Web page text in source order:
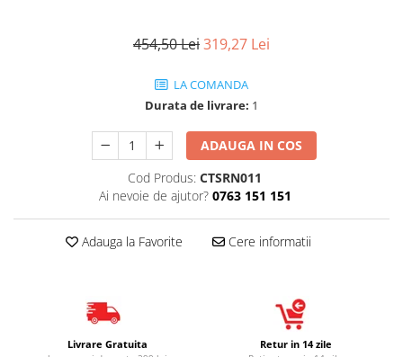
454,50 Lei319,27 Lei
LA COMANDA
Durata de livrare: 1
ADAUGA IN COS
Cod Produs: CTSRN011
Ai nevoie de ajutor? 0763 151 151
Adauga la Favorite Cere informatii
Livrare Gratuita Retur in 14 zile